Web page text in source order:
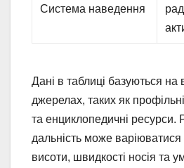
Система наведення
Дані в таблиці базуються на
джерелах, таких як
та енциклопедичні ресурси.
дальність може варіюватися
висоти, швидкості носія та